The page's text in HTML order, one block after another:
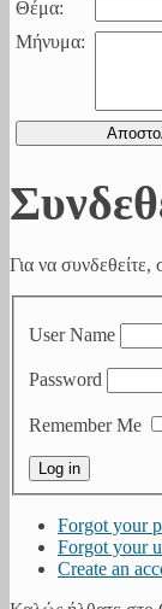
Θέμα:
Μήνυμα:
Για να
User Name
Password
Remember Me
Forgot your
Forgot your
Create an